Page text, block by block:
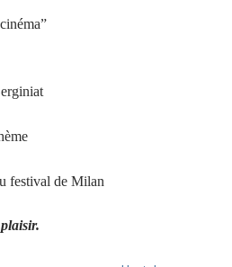
festival de Milan